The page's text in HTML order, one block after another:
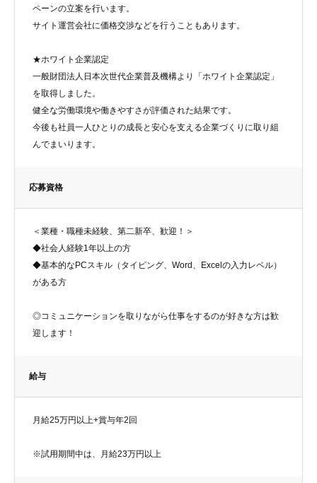
ペーンの立案を行います。
サイト運営会社に価格交渉などを行うこともあります。
★ホワイト企業認定
一般財団法人日本次世代企業普及機構より「ホワイト企業認定」
を取得しました。
健全な労働環境や働きやすさが評価された結果です。
今後も社員一人ひとりの成長と安心を支える企業づくりに取り組
んでまいります。
応募資格
＜業種・職種未経験、第二新卒、歓迎！＞
◆社会人経験1年以上の方
◆基本的なPCスキル（タイピング、Word、Excelの入力レベル）
がある方
◎コミュニケーションを取りながら仕事をするのが好きな方は歓
迎します！
給与
月給25万円以上+賞与年2回
※試用期間中は、月給23万円以上